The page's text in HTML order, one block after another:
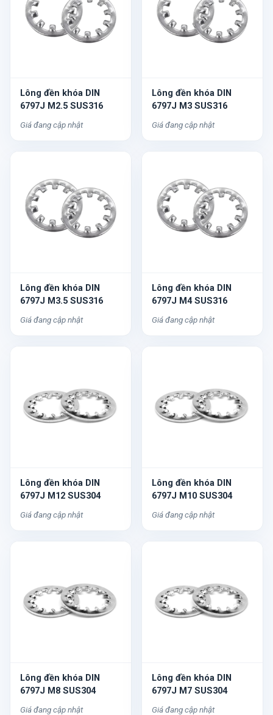
Lông đền khóa DIN
6797J M2.5 SUS316
Giá đang cập nhật
Lông đền khóa DIN
6797J M3 SUS316
Giá đang cập nhật
Lông đền khóa DIN
6797J M3.5 SUS316
Giá đang cập nhật
Lông đền khóa DIN
6797J M4 SUS316
Giá đang cập nhật
Lông đền khóa DIN
6797J M12 SUS304
Giá đang cập nhật
Lông đền khóa DIN
6797J M10 SUS304
Giá đang cập nhật
Lông đền khóa DIN
6797J M8 SUS304
Giá đang cập nhật
Lông đền khóa DIN
6797J M7 SUS304
Giá đang cập nhật